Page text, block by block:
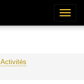
Activités